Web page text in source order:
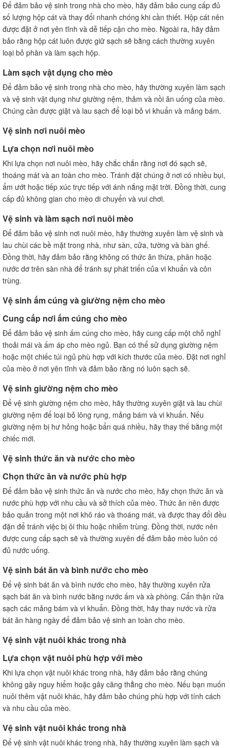
Để đảm bảo vệ sinh trong nhà cho mèo, hãy đảm bảo cung cấp đủ
số lượng hộp cát và thay đổi nhanh chóng khi cần thiết. Hộp cát nên
được đặt ở nơi yên tĩnh và dễ tiếp cận cho mèo. Ngoài ra, hãy đảm
bảo rằng hộp cát luôn được giữ sạch sẽ bằng cách thường xuyên
loại bỏ phân và làm sạch hộp.
Làm sạch vật dụng cho mèo
Để đảm bảo vệ sinh trong nhà cho mèo, hãy thường xuyên làm sạch
và vệ sinh vật dụng như giường nệm, thảm và nồi ăn uống của mèo.
Chúng cần được giặt và lau sạch để loại bỏ vi khuẩn và mảng bám.
Vệ sinh nơi nuôi mèo
Lựa chọn nơi nuôi mèo
Khi lựa chọn nơi nuôi mèo, hãy chắc chắn rằng nơi đó sạch sẽ,
thoáng mát và an toàn cho mèo. Tránh đặt chúng ở nơi có nhiều bụi,
ẩm ướt hoặc tiếp xúc trực tiếp với ánh nắng mặt trời. Đồng thời, cung
cấp đủ không gian cho mèo di chuyển và vui chơi.
Vệ sinh và làm sạch nơi nuôi mèo
Để đảm bảo vệ sinh nơi nuôi mèo, hãy thường xuyên làm vệ sinh và
lau chùi các bề mặt trong nhà, như sàn, cửa, tường và bàn ghế.
Đồng thời, hãy đảm bảo rằng không có thức ăn thừa, phân hoặc
nước dơ trên sàn nhà để tránh sự phát triển của vi khuẩn và côn
trùng.
Vệ sinh ấm cúng và giường nệm cho mèo
Cung cấp nơi ấm cúng cho mèo
Để đảm bảo vệ sinh ấm cúng cho mèo, hãy cung cấp một chỗ nghỉ
thoải mái và ấm áp cho mèo ngủ. Bạn có thể sử dụng giường nệm
hoặc một chiếc túi ngủ phù hợp với kích thước của mèo. Đặt nơi nghỉ
của mèo ở nơi yên tĩnh và đảm bảo rằng nó luôn sạch sẽ.
Vệ sinh giường nệm cho mèo
Để vệ sinh giường nệm cho mèo, hãy thường xuyên giặt và lau chùi
giường nệm để loại bỏ lông rụng, mảng bám và vi khuẩn. Nếu
giường nệm bị hư hỏng hoặc bẩn quá nhiều, hãy thay thế bằng một
chiếc mới.
Vệ sinh thức ăn và nước cho mèo
Chọn thức ăn và nước phù hợp
Để đảm bảo vệ sinh thức ăn và nước cho mèo, hãy chọn thức ăn và
nước phù hợp với nhu cầu và sở thích của mèo. Thức ăn nên được
bảo quản trong một nơi khô ráo và thoáng mát, và được thay đổi đều
đặn để tránh việc bị ôi thiu hoặc nhiễm trùng. Đồng thời, nước nên
được cung cấp sạch sẽ và thường xuyên để đảm bảo mèo luôn có
đủ nước uống.
Vệ sinh bát ăn và bình nước cho mèo
Để vệ sinh bát ăn và bình nước cho mèo, hãy thường xuyên rửa
sạch bát ăn và bình nước bằng nước ấm và xà phòng. Cẩn thận rửa
sạch các mảng bám và vi khuẩn. Đồng thời, hãy thay nước và rửa
bát ăn hàng ngày để đảm bảo vệ sinh an toàn cho mèo.
Vệ sinh vật nuôi khác trong nhà
Lựa chọn vật nuôi phù hợp với mèo
Khi lựa chọn vật nuôi khác trong nhà, hãy đảm bảo rằng chúng
không gây nguy hiểm hoặc gây căng thẳng cho mèo. Nếu bạn muốn
nuôi thêm vật nuôi khác, hãy đảm bảo chúng phù hợp với tính cách
và nhu cầu của mèo.
Vệ sinh vật nuôi khác trong nhà
Để vệ sinh vật nuôi khác trong nhà, hãy thường xuyên làm sạch và